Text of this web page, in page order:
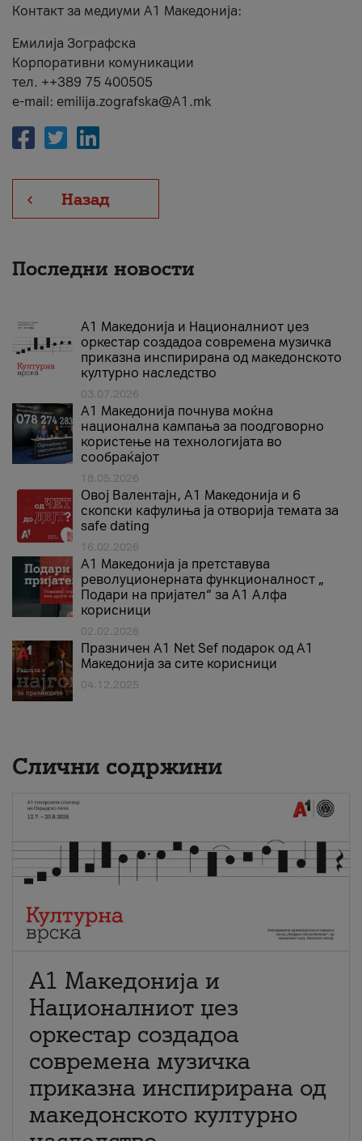
Контакт за медиуми А1 Македонија:
Емилија Зографска
Корпоративни комуникации
тел. ++389 75 400505
e-mail: emilija.zografska@A1.mk
Назад
Последни новости
А1 Македонија и Националниот џез
оркестар создадоа современа музичка
приказна инспирирана од македонското
културно наследство
03.07.2026
A1 Македонија почнува моќна
национална кампања за поодговорно
користење на технологијата во
сообраќајот
18.05.2026
Овој Валентајн, A1 Македонија и 6
скопски кафулиња ја отворија темата за
safe dating
16.02.2026
А1 Македонија ја претставува
револуционерната функционалност „
Подари на пријател“ за А1 Алфа
корисници
02.02.2026
Празничен A1 Net Sеf подарок од А1
Македонија за сите корисници
04.12.2025
Слични содржини
А1 Македонија и
Националниот џез
оркестар создадоа
современа музичка
приказна инспирирана од
македонското културно